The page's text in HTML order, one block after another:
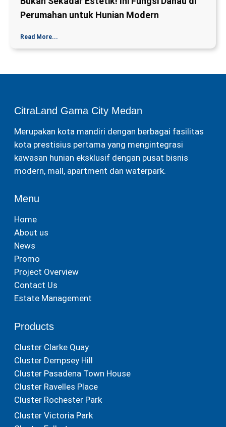
Perumahan untuk Hunian Modern
Read More...
CitraLand Gama City Medan
Merupakan kota mandiri dengan berbagai fasilitas
kota prestisius pertama yang mengintegrasi
kawasan hunian eksklusif dengan pusat bisnis
modern, mall, apartment dan waterpark.
Menu
Home
About us
News
Promo
Project Overview
Contact Us
Estate Management
Products
Cluster Clarke Quay
Cluster Dempsey Hill
Cluster Pasadena Town House
Cluster Ravelles Place
Cluster Rochester Park
Cluster Victoria Park